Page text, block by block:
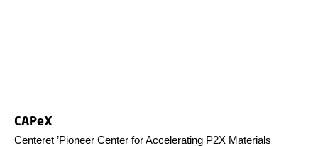
CAPeX
Centeret ’Pioneer Center for Accelerating P2X Materials